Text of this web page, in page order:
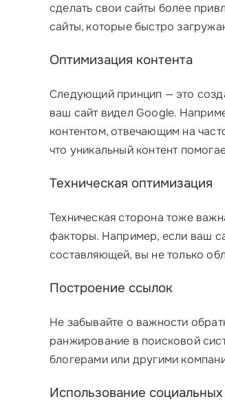
сделать свои сайты более
сайты, которые быстро
Оптимизация контента
Следующий принцип — это
ваш сайт видел Google.
контентом, отвечающим на
что уникальный контент
Техническая оптимизация
Техническая сторона тоже
факторы. Например, если ваш
составляющей, вы не только
Построение ссылок
Не забывайте о важности
ранжирование в поисковой
блогерами или другими
Использование